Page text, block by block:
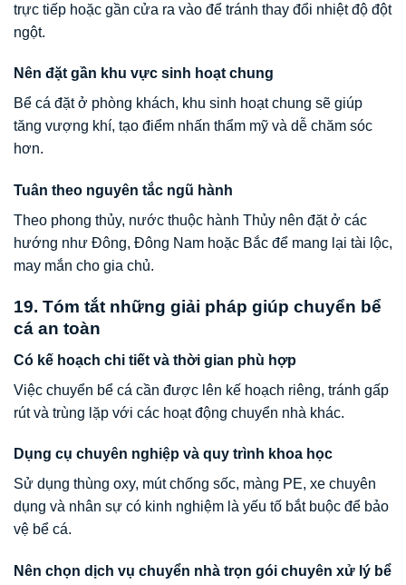
trực tiếp hoặc gần cửa ra vào để tránh thay đổi nhiệt độ đột
ngột.
Nên đặt gần khu vực sinh hoạt chung
Bể cá đặt ở phòng khách, khu sinh hoạt chung sẽ giúp
tăng vượng khí, tạo điểm nhấn thẩm mỹ và dễ chăm sóc
hơn.
Tuân theo nguyên tắc ngũ hành
Theo phong thủy, nước thuộc hành Thủy nên đặt ở các
hướng như Đông, Đông Nam hoặc Bắc để mang lại tài lộc,
may mắn cho gia chủ.
19. Tóm tắt những giải pháp giúp chuyển bể
cá an toàn
Có kế hoạch chi tiết và thời gian phù hợp
Việc chuyển bể cá cần được lên kế hoạch riêng, tránh gấp
rút và trùng lặp với các hoạt động chuyển nhà khác.
Dụng cụ chuyên nghiệp và quy trình khoa học
Sử dụng thùng oxy, mút chống sốc, màng PE, xe chuyên
dụng và nhân sự có kinh nghiệm là yếu tố bắt buộc để bảo
vệ bể cá.
Nên chọn dịch vụ chuyển nhà trọn gói chuyên xử lý bể